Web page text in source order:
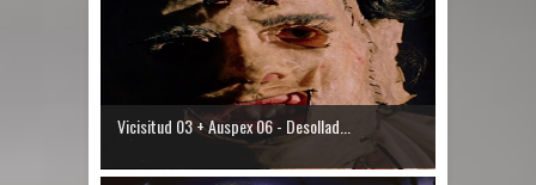
Vicisitud 03 + Auspex 06 - Desollad...